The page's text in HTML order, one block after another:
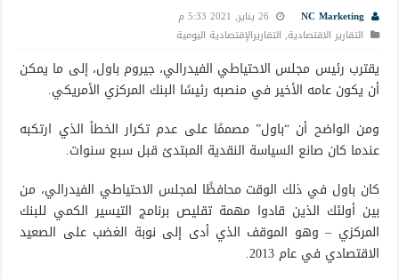
NC Marketing
26 يناير, 2021 5:33 م
التقارير الاقتصادية, التقاريرالإقتصادية اليومية
يقترب رئيس مجلس الاحتياطي الفيدرالي، جيروم باول، إلى ما يمكن
أن يكون عامه الأخير في منصبه رئيسًا البنك المركزي الأمريكي.
ومن الواضح أن “باول” مصممًا على عدم تكرار الخطأ الذي ارتكبه
عندما كان صانع السياسة النقدية المبتدئ قبل سبع سنوات.
كان باول في ذلك الوقت محافظًا لمجلس الاحتياطي الفيدرالي، من
بين أولئك الذين قادوا مهمة تقليص برنامج التيسير الكمي للبنك
المركزي – وهو الموقف الذي أدى إلى نوبة الغضب على الصعيد
الاقتصادي في عام 2013.